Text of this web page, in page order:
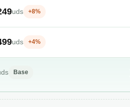
uds +8%
uds +4%
Base